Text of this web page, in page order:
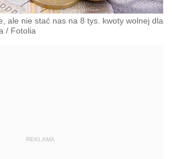
ale nie stać nas na 8 tys. kwoty wolnej dla
/ Fotolia